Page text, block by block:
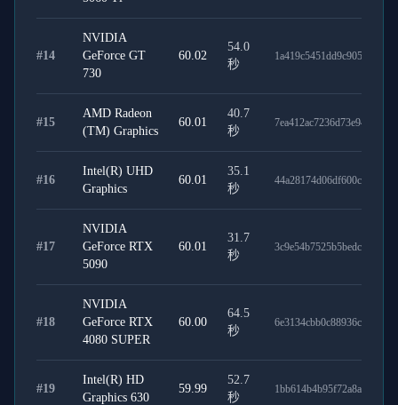
#14
NVIDIA
GeForce GT
730
60.02
54.0
秒
1a419c5451dd9c9050fc
#15
AMD Radeon
(TM) Graphics
60.01
40.7
秒
7ea412ac7236d73e94ca
#16
Intel(R) UHD
Graphics
60.01
35.1
秒
44a28174d06df600c534
#17
NVIDIA
GeForce RTX
5090
60.01
31.7
秒
3c9e54b7525b5bedc246
#18
NVIDIA
GeForce RTX
4080 SUPER
60.00
64.5
秒
6e3134cbb0c88936c88e
#19
Intel(R) HD
Graphics 630
59.99
52.7
秒
1bb614b4b95f72a8a654